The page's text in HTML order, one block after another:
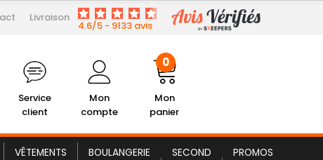
Livraison
4.6/5 - 9133 avis
Service
client
Mon
compte
Mon
panier
0
VÊTEMENTS BOULANGERIE SECOND PROMOS
Mon Compte Mon panier
0